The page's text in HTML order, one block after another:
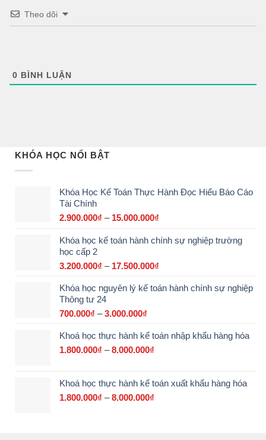
Theo dõi
0 BÌNH LUẬN
KHÓA HỌC NỔI BẬT
Khóa Học Kế Toán Thực Hành Đọc Hiểu Báo Cáo
Tài Chính
2.900.000₫ – 15.000.000₫
từ
Khóa học kế toán hành chính sự nghiệp trường
học cấp 2
3.200.000₫ – 17.500.000₫
từ
Khóa học nguyên lý kế toán hành chính sự nghiệp
Thông tư 24
700.000₫ – 3.000.000₫
từ
700.000₫
Khoá học thực hành kế toán nhập khẩu hàng hóa
1.800.000₫ – 8.000.000₫
1.800.000₫
Khoá học thực hành kế toán xuất khẩu hàng hóa
1.800.000₫ – 8.000.000₫